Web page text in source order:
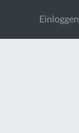
Einloggen